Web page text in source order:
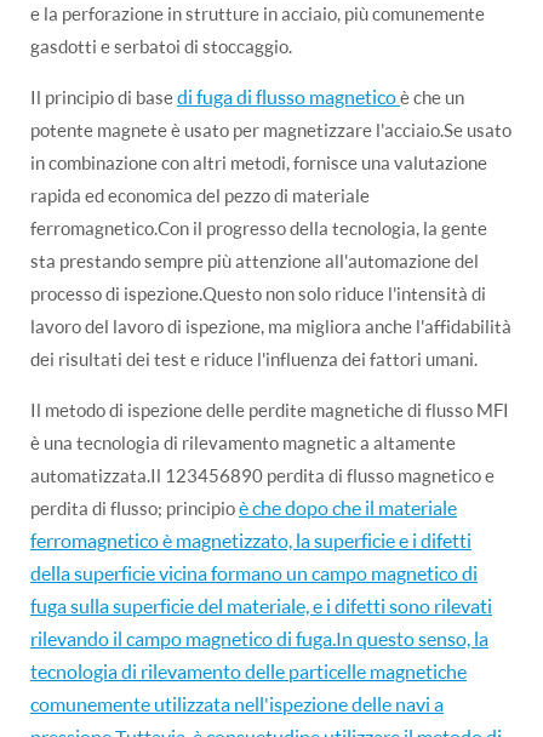
e la perforazione in strutture in acciaio, più comunemente
gasdotti e serbatoi di stoccaggio.
Il principio di basedi fuga di flusso magneticoè che un
potente magnete è usato per magnetizzare l'acciaio.Se usato
in combinazione con altri metodi, fornisce una valutazione
rapida ed economica del pezzo di materiale
ferromagnetico.Con il progresso della tecnologia, la gente
sta prestando sempre più attenzione all'automazione del
processo di ispezione.Questo non solo riduce l'intensità di
lavoro del lavoro di ispezione, ma migliora anche l'affidabilità
dei risultati dei test e riduce l'influenza dei fattori umani.
Il metodo di ispezione delle perdite magnetiche di flusso MFI
è una tecnologia di rilevamento magnetic a altamente
automatizzata.Il 123456890 perdita di flusso magnetico e
perdita di flusso; principioè che dopo che il materiale
ferromagnetico è magnetizzato, la superficie e i difetti
della superficie vicina formano un campo magnetico di
fuga sulla superficie del materiale, e i difetti sono rilevati
rilevando il campo magnetico di fuga.In questo senso, la
tecnologia di rilevamento delle particelle magnetiche
comunemente utilizzata nell'ispezione delle navi a